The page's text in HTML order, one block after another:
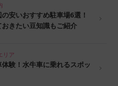
安いおすすめ駐車場6選！
きたい豆知識もご紹介
リア
験！水牛車に乗れるスポッ